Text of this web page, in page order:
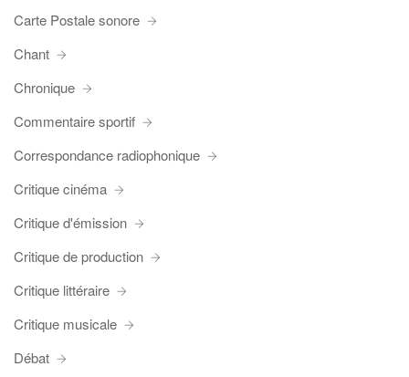
Carte Postale sonore
Chant
Chronique
Commentaire sportif
Correspondance radiophonique
Critique cinéma
Critique d'émission
Critique de production
Critique littéraire
Critique musicale
Débat